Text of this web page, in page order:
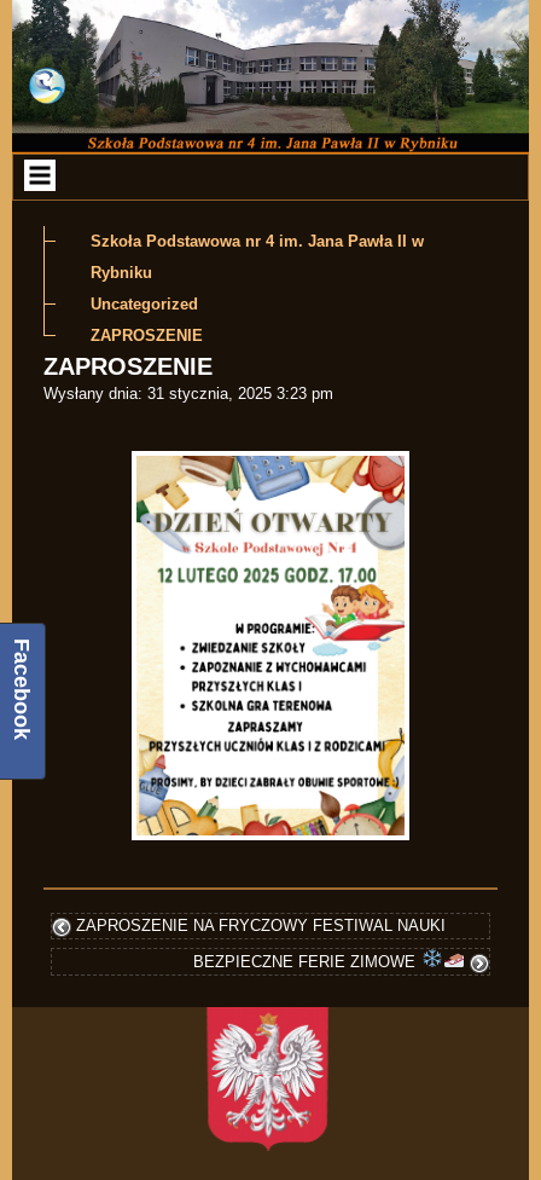
Przejdź do zawartości
Szkoła Podstawowa nr 4 im. Jana Pawła II w
Rybniku
Uncategorized
ZAPROSZENIE
ZAPROSZENIE
Wysłany dnia: 31 stycznia, 2025 3:23 pm
ZAPROSZENIE NA FRYCZOWY FESTIWAL NAUKI
BEZPIECZNE FERIE ZIMOWE
Facebook